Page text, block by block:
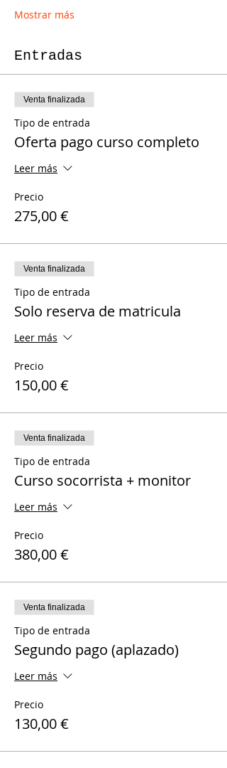
Mostrar más
Entradas
Venta finalizada
Tipo de entrada
Oferta pago curso completo
Leer más
Precio
275,00 €
Venta finalizada
Tipo de entrada
Solo reserva de matricula
Leer más
Precio
150,00 €
Venta finalizada
Tipo de entrada
Curso socorrista + monitor
Leer más
Precio
380,00 €
Venta finalizada
Tipo de entrada
Segundo pago (aplazado)
Leer más
Precio
130,00 €